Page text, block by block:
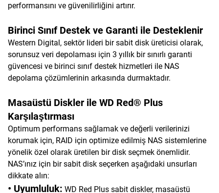
performansını ve güvenilirliğini artırır.
Birinci Sınıf Destek ve Garanti ile Desteklenir
Western Digital, sektör lideri bir sabit disk üreticisi olarak,
sorunsuz veri depolaması için 3 yıllık bir sınırlı garanti
güvencesi ve birinci sınıf destek hizmetleri ile NAS
depolama çözümlerinin arkasında durmaktadır.
Masaüstü Diskler ile WD Red® Plus
Karşılaştırması
Optimum performans sağlamak ve değerli verilerinizi
korumak için, RAID için optimize edilmiş NAS sistemlerine
yönelik özel olarak üretilen bir disk seçmek önemlidir.
NAS’ınız için bir sabit disk seçerken aşağıdaki unsurları
dikkate alın:
• Uyumluluk: WD Red Plus sabit diskler, masaüstü